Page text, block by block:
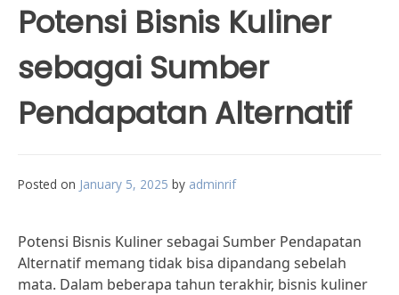
Potensi Bisnis Kuliner
sebagai Sumber
Pendapatan Alternatif
Posted on January 5, 2025 by adminrif
Potensi Bisnis Kuliner sebagai Sumber Pendapatan
Alternatif memang tidak bisa dipandang sebelah
mata. Dalam beberapa tahun terakhir, bisnis kuliner